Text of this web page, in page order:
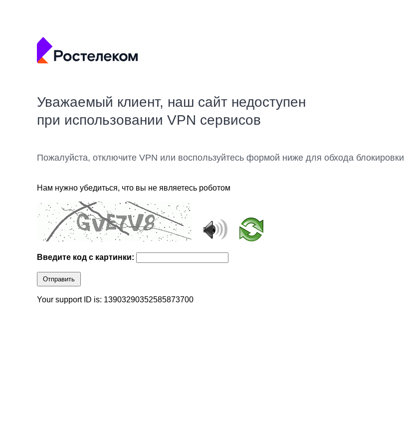
Уважаемый клиент, наш сайт недоступен
при использовании VPN сервисов
Пожалуйста, отключите VPN или воспользуйтесь формой ниже для обхода блокировки
Нам нужно убедиться, что вы не являетесь роботом
Введите код с картинки:
Отправить
Your support ID is: 13903290352585873700